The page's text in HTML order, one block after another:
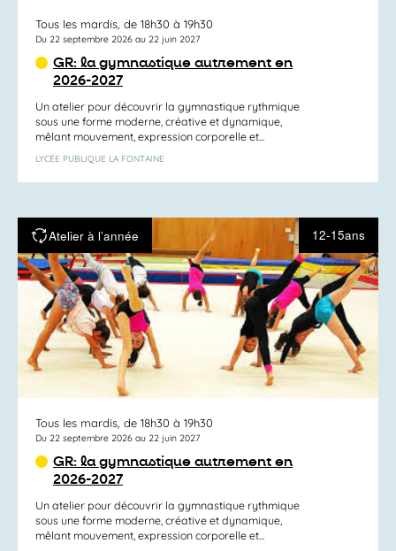
Tous les mardis, de 18h30 à 19h30
Du 22 septembre 2026 au 22 juin 2027
GR: la gymnastique autrement en
2026-2027
Un atelier pour découvrir la gymnastique rythmique
sous une forme moderne, créative et dynamique,
mêlant mouvement, expression corporelle et...
LYCÉE PUBLIQUE LA FONTAINE
Atelier à l’année 12-15ans
Tous les mardis, de 18h30 à 19h30
Du 22 septembre 2026 au 22 juin 2027
GR: la gymnastique autrement en
2026-2027
Un atelier pour découvrir la gymnastique rythmique
sous une forme moderne, créative et dynamique,
mêlant mouvement, expression corporelle et...